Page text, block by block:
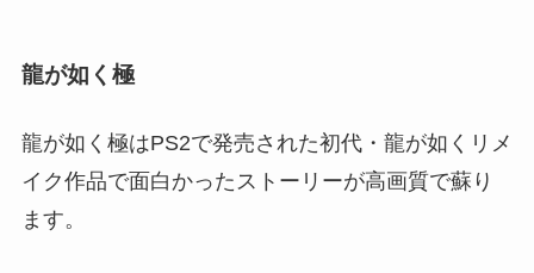
龍が如く極
龍が如く極はPS2で発売された初代・龍が如くリメ
イク作品で面白かったストーリーが高画質で蘇り
ます。